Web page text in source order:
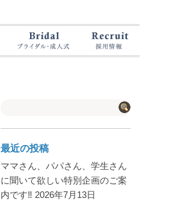
最近の投稿
ママさん、パパさん、学生さん
に聞いて欲しい特別企画のご案
内です‼️ 2026年7月13日